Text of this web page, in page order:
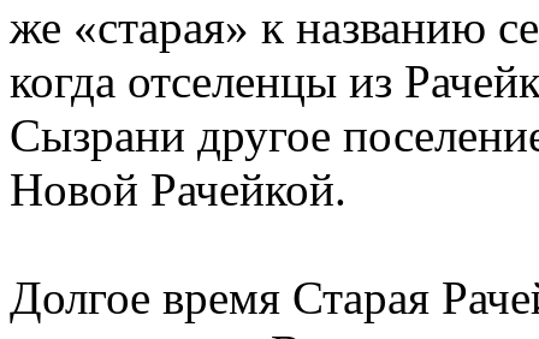
же «старая» к названию
когда отселенцы из
Сызрани другое
Новой Рачейкой.
Долгое время Старая